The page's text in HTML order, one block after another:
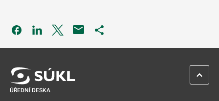
Odkaz se otevře na nové kartě
Odkaz se otevře na nové kartě
Odkaz se otevře na nové kartě
ÚŘEDNÍ DESKA
ZPĚT